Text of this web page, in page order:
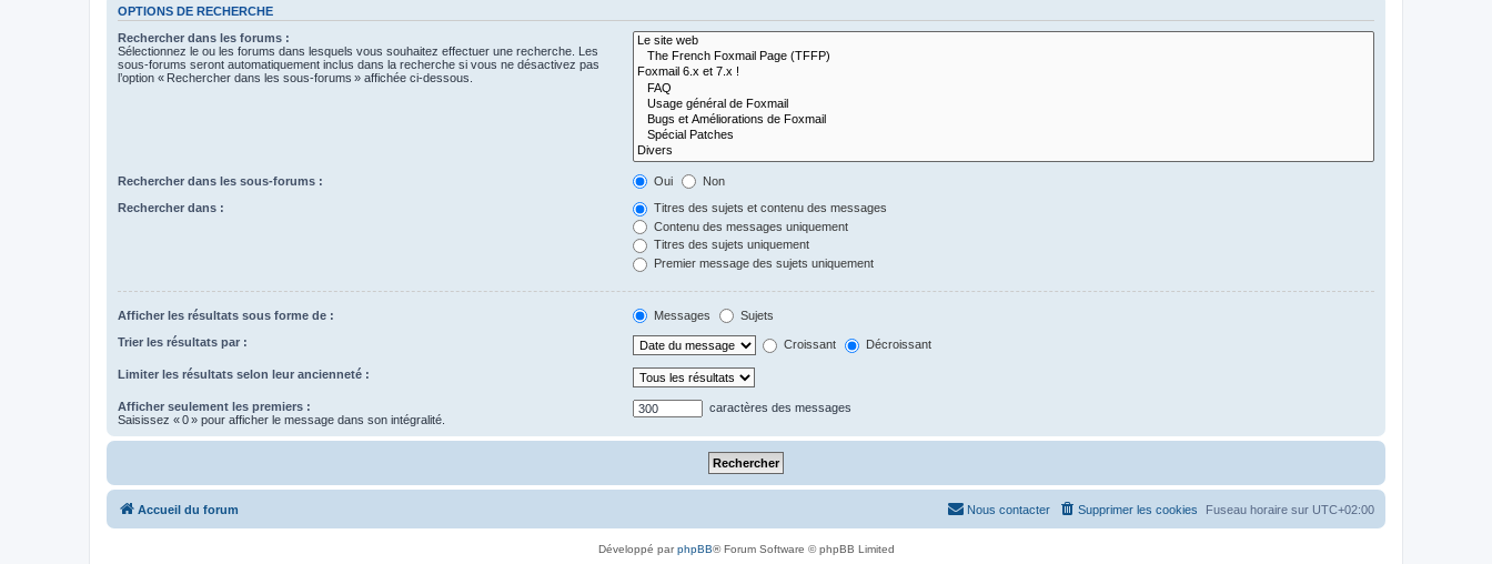
OPTIONS DE RECHERCHE
Rechercher dans les forums :
Sélectionnez le ou les forums dans lesquels vous souhaitez effectuer une recherche. Les
sous-forums seront automatiquement inclus dans la recherche si vous ne désactivez pas
l’option « Rechercher dans les sous-forums » affichée ci-dessous.
Rechercher dans les sous-forums : Oui Non
Rechercher dans :
Titres des sujets et contenu des messages
Contenu des messages uniquement
Titres des sujets uniquement
Premier message des sujets uniquement
Afficher les résultats sous forme de : Messages Sujets
Trier les résultats par : Croissant Décroissant
Limiter les résultats selon leur ancienneté :
Afficher seulement les premiers :
Saisissez « 0 » pour afficher le message dans son intégralité.
caractères des messages
Accueil du forum Fuseau horaire sur UTC+02:00
Supprimer les cookies
Nous contacter
Développé parphpBB® Forum Software © phpBB Limited